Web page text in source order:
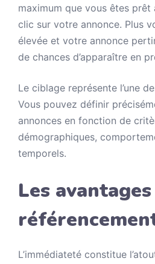
maximum que vous êtes
clic sur votre annonce. Plus
élevée et votre annonce
de chances d’apparaître en
Le ciblage représente l’une
Vous pouvez définir
annonces en fonction de
démographiques,
temporels.
Les
L’immédiateté constitue